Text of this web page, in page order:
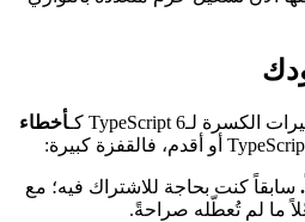
أخطاء
كنت بحاجة للاشتراك فيه؛ مع